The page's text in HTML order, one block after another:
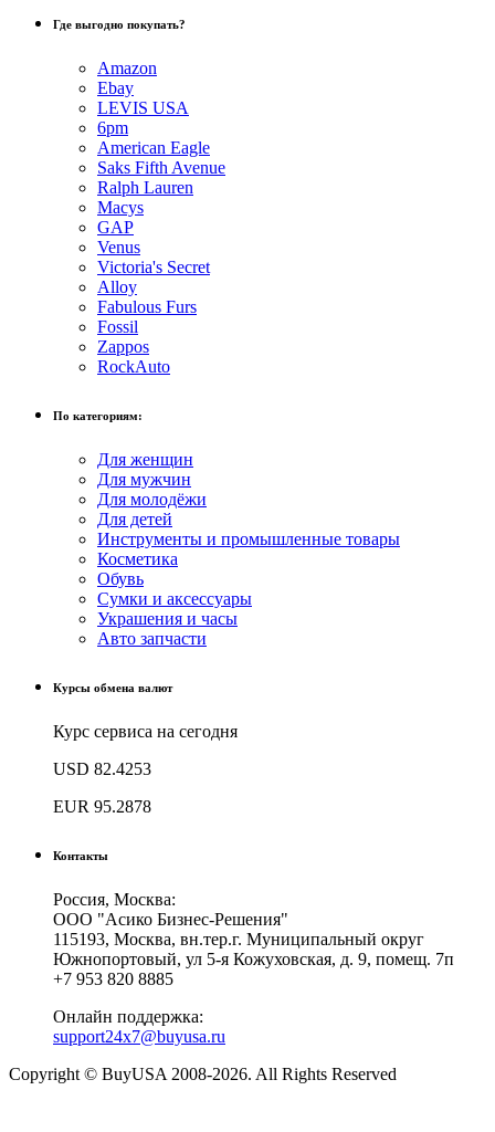
Где выгодно покупать?
Amazon
Ebay
LEVIS USA
6pm
American Eagle
Saks Fifth Avenue
Ralph Lauren
Macys
GAP
Venus
Victoria's Secret
Alloy
Fabulous Furs
Fossil
Zappos
RockAuto
По категориям:
Для женщин
Для мужчин
Для молодёжи
Для детей
Инструменты и промышленные товары
Косметика
Обувь
Сумки и аксессуары
Украшения и часы
Авто запчасти
Курсы обмена валют
Курс сервиса на сегодня
USD 82.4253
EUR 95.2878
Контакты
Россия, Москва:
ООО "Асико Бизнес-Решения"
115193, Москва, вн.тер.г. Муниципальный округ
Южнопортовый, ул 5-я Кожуховская, д. 9, помещ. 7п
+7 953 820 8885
Онлайн поддержка:
support24x7@buyusa.ru
Copyright © BuyUSA 2008-2026. All Rights Reserved